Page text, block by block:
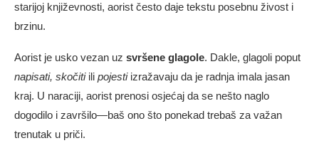
starijoj književnosti, aorist često daje tekstu posebnu živost i
brzinu.
Aorist je usko vezan uz svršene glagole. Dakle, glagoli poput
napisati, skočitiili pojestiizražavaju da je radnja imala jasan
kraj. U naraciji, aorist prenosi osjećaj da se nešto naglo
dogodilo i završilo—baš ono što ponekad trebaš za važan
trenutak u priči.